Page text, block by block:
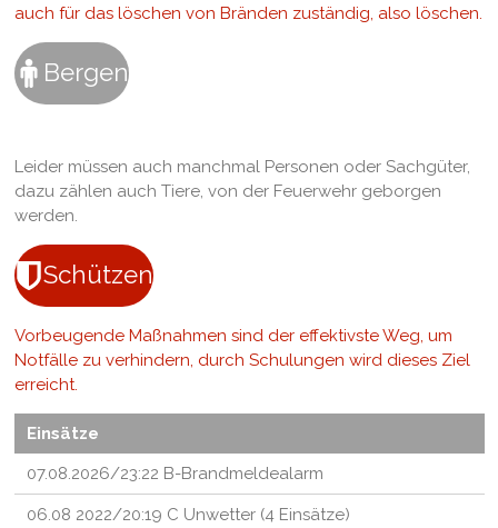
auch für das löschen von Bränden zuständig, also löschen.
Bergen
Leider müssen auch manchmal Personen oder Sachgüter,
dazu zählen auch Tiere, von der Feuerwehr geborgen
werden.
Schützen
Vorbeugende Maßnahmen sind der effektivste Weg, um
Notfälle zu verhindern, durch Schulungen wird dieses Ziel
erreicht.
Einsätze
07.08.2026/23:22 B-Brandmeldealarm
06.08 2022/20:19 C Unwetter (4 Einsätze)